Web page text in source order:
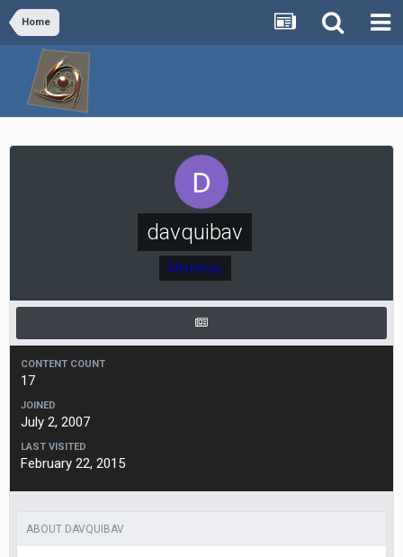
Home
davquibav
Membres
CONTENT COUNT
17
JOINED
July 2, 2007
LAST VISITED
February 22, 2015
ABOUT DAVQUIBAV